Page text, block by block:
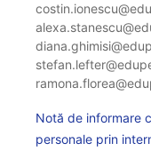
Notă de informare
personale prin